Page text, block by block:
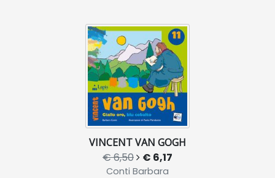
VINCENT VAN GOGH
€ 6,50 € 6,17
Conti Barbara